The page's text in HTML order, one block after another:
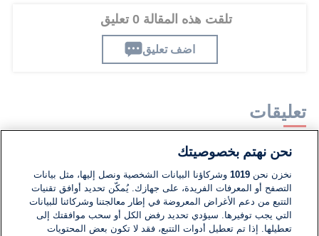
تلقت هذه المقالة 0 تعليق
اضف تعليق
تعليقات
لا توجد تعليقات مكتوبة حتى الآن. كن الأول!
اكتب تعليقًا جديدًا ...
نحن نهتم بخصوصيتك
نخزن نحن1019 وشركاؤنا البيانات الشخصية ونصل إليها، مثل بيانات
التصفح أو المعرفات الفريدة، على جهازك. يُمكّن تحديد أوافق تقنيات
التتبع من دعم الأغراض المعروضة في إطار معالجتنا وشركائنا للبيانات
التي يجب توفيرها. سيؤدي تحديد رفض الكل أو سحب موافقتك إلى
تعطيلها. إذا تم تعطيل أدوات التتبع، فقد لا تكون بعض المحتويات